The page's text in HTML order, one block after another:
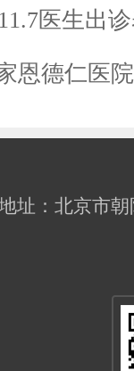
医生出
恩德仁医
址：北京市